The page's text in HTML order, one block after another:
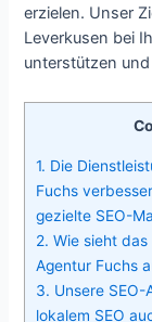
erzielen. Unser
Leverkusen bei
unterstützen
1. Die
Fuchs
gezielte SEO-
2. Wie sieht das
Agentur Fuchs
3. Unsere
lokalem SEO